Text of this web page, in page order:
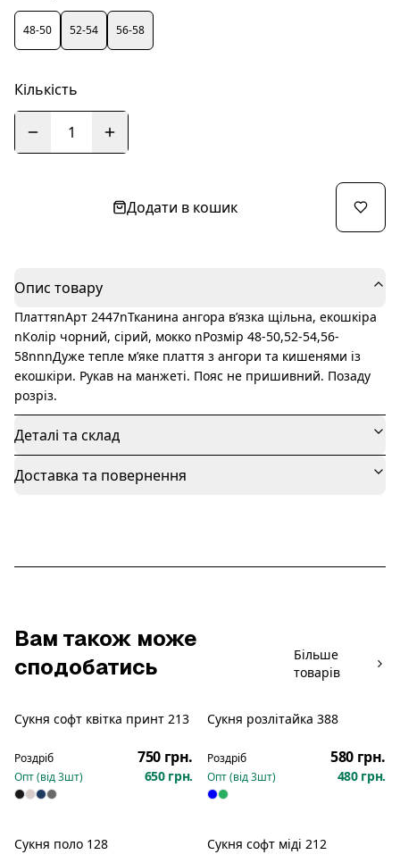
48-50 52-54 56-58
Кількість
1
Додати в кошик
Опис товару
ПлаттяnАрт 2447nТканина ангора вʼязка щільна, екошкіра
nКолір чорний, сірий, мокко nРозмір 48-50,52-54,56-
58nnnДуже тепле мʼяке плаття з ангори та кишенями із
екошкіри. Рукав на манжеті. Пояс не пришивний. Позаду
розріз.
Деталі та склад
Доставка та повернення
Вам також може
сподобатись
Більше
товарів
Новинка
Сукня софт квітка принт 213
Роздріб 750 грн.
Опт (від3шт) 650 грн.
Новинка
Сукня розлітайка 388
Роздріб 580 грн.
Опт (від3шт) 480 грн.
Сукня поло 128
Новинка
Сукня софт міді 212